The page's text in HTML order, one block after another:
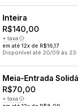
Inteira
R$140,00
+ taxa
em até 12x de R$16,17
Disponível até 20/09 às
Meia-Entrada
R$70,00
+ taxa